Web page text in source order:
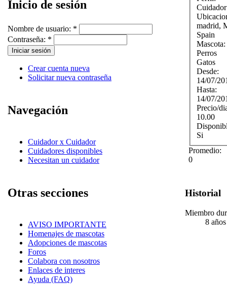
Inicio de sesión
Nombre de usuario: *
Contraseña: *
Crear cuenta nueva
Solicitar nueva contraseña
Navegación
Cuidador x Cuidador
Cuidadores disponibles
Necesitan un cuidador
Otras secciones
AVISO IMPORTANTE
Homenajes de mascotas
Adopciones de mascotas
Foros
Colabora con nosotros
Enlaces de interes
Ayuda (FAQ)
Cuidador
madrid,
Spain
Mascota:
Perros
Gatos
Desde:
14/07/
Hasta:
14/07/
Precio/
10.00
Si
Promedio:
0
Historial
Miembro
8